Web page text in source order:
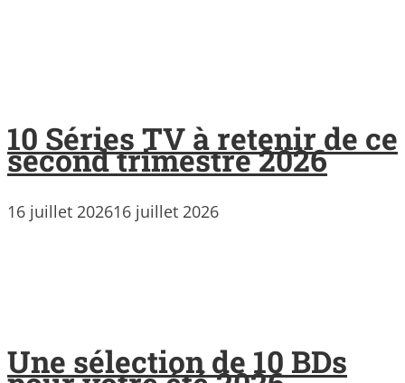
10 Séries TV à retenir de ce
second trimestre 2026
16 juillet 202616 juillet 2026
Une sélection de 10 BDs